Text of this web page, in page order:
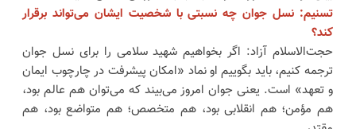
تسنیم: نسل جوان چه نسبتی با شخصیت ایشان می‌تواند برقرار
کند؟
حجت‌الاسلام آزاد: اگر بخواهیم شهید سلامی را برای نسل جوان
ترجمه کنیم، باید بگوییم او نماد «امکان پیشرفت در چارچوب ایمان
و تعهد» است. یعنی جوان امروز می‌بیند که می‌توان هم عالم بود،
هم مؤمن؛ هم انقلابی بود، هم متخصص؛ هم متواضع بود، هم